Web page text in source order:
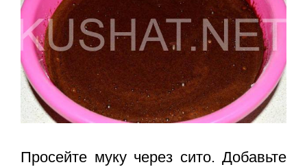
Просейте муку через сито. Добавьте